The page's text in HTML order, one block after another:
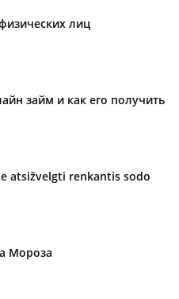
лиц
займ и как его получить
atsižvelgti renkantis sodo
Мороза